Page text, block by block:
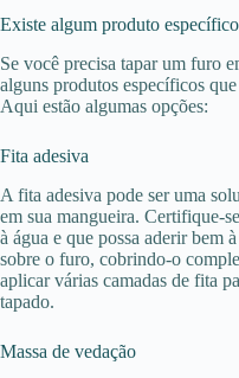
Existe algum produto
Se você precisa tapar um furo
alguns produtos específicos
Aqui estão algumas opções:
Fita adesiva
A fita adesiva pode ser uma
em sua mangueira. Certifique-
à água e que possa aderir bem
sobre o furo, cobrindo-o
aplicar várias camadas de fita
tapado.
Massa de vedação